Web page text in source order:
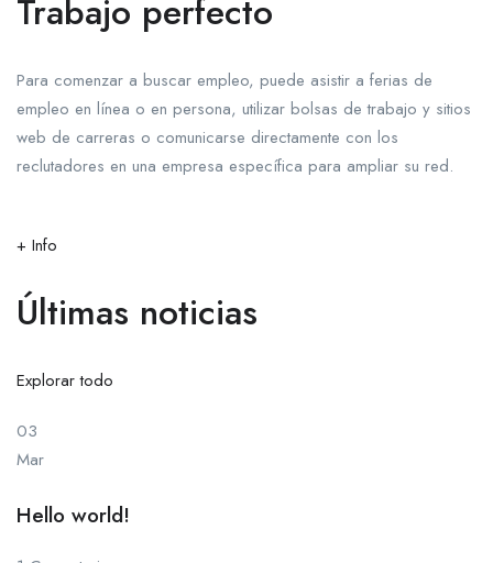
Trabajo perfecto
Para comenzar a buscar empleo, puede asistir a ferias de
empleo en línea o en persona, utilizar bolsas de trabajo y sitios
web de carreras o comunicarse directamente con los
reclutadores en una empresa específica para ampliar su red.
+ Info
Últimas noticias
Explorar todo
03
Mar
Hello world!